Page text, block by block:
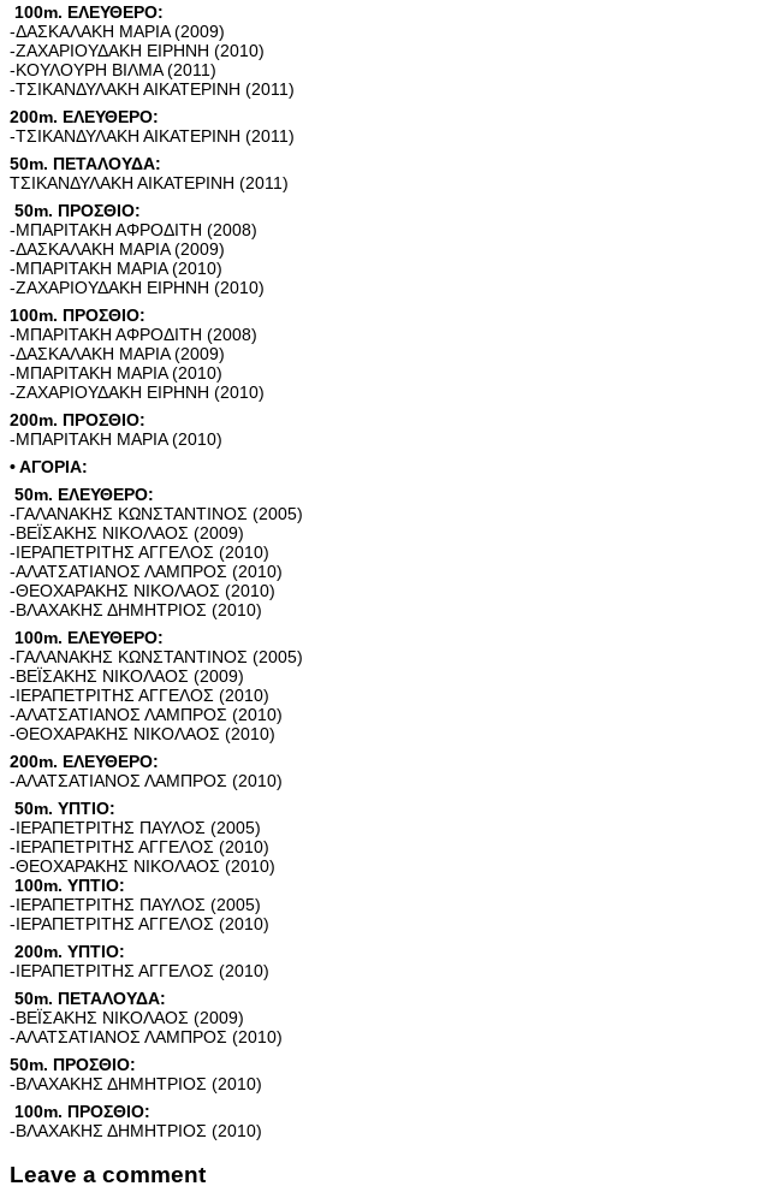
100m. ΕΛΕΥΘΕΡΟ:
-ΔΑΣΚΑΛΑΚΗ ΜΑΡΙΑ (2009)
-ΖΑΧΑΡΙΟΥΔΑΚΗ ΕΙΡΗΝΗ (2010)
-ΚΟΥΛΟΥΡΗ ΒΙΛΜΑ (2011)
-ΤΣΙΚΑΝΔΥΛΑΚΗ ΑΙΚΑΤΕΡΙΝΗ (2011)
200m. ΕΛΕΥΘΕΡΟ:
-ΤΣΙΚΑΝΔΥΛΑΚΗ ΑΙΚΑΤΕΡΙΝΗ (2011)
50m. ΠΕΤΑΛΟΥΔΑ:
ΤΣΙΚΑΝΔΥΛΑΚΗ ΑΙΚΑΤΕΡΙΝΗ (2011)
50m. ΠΡΟΣΘΙΟ:
-ΜΠΑΡΙΤΑΚΗ ΑΦΡΟΔΙΤΗ (2008)
-ΔΑΣΚΑΛΑΚΗ ΜΑΡΙΑ (2009)
-ΜΠΑΡΙΤΑΚΗ ΜΑΡΙΑ (2010)
-ΖΑΧΑΡΙΟΥΔΑΚΗ ΕΙΡΗΝΗ (2010)
100m. ΠΡΟΣΘΙΟ:
-ΜΠΑΡΙΤΑΚΗ ΑΦΡΟΔΙΤΗ (2008)
-ΔΑΣΚΑΛΑΚΗ ΜΑΡΙΑ (2009)
-ΜΠΑΡΙΤΑΚΗ ΜΑΡΙΑ (2010)
-ΖΑΧΑΡΙΟΥΔΑΚΗ ΕΙΡΗΝΗ (2010)
200m. ΠΡΟΣΘΙΟ:
-ΜΠΑΡΙΤΑΚΗ ΜΑΡΙΑ (2010)
• ΑΓΟΡΙΑ:
50m. ΕΛΕΥΘΕΡΟ:
-ΓΑΛΑΝΑΚΗΣ ΚΩΝΣΤΑΝΤΙΝΟΣ (2005)
-ΒΕΪΣΑΚΗΣ ΝΙΚΟΛΑΟΣ (2009)
-ΙΕΡΑΠΕΤΡΙΤΗΣ ΑΓΓΕΛΟΣ (2010)
-ΑΛΑΤΣΑΤΙΑΝΟΣ ΛΑΜΠΡΟΣ (2010)
-ΘΕΟΧΑΡΑΚΗΣ ΝΙΚΟΛΑΟΣ (2010)
-ΒΛΑΧΑΚΗΣ ΔΗΜΗΤΡΙΟΣ (2010)
100m. ΕΛΕΥΘΕΡΟ:
-ΓΑΛΑΝΑΚΗΣ ΚΩΝΣΤΑΝΤΙΝΟΣ (2005)
-ΒΕΪΣΑΚΗΣ ΝΙΚΟΛΑΟΣ (2009)
-ΙΕΡΑΠΕΤΡΙΤΗΣ ΑΓΓΕΛΟΣ (2010)
-ΑΛΑΤΣΑΤΙΑΝΟΣ ΛΑΜΠΡΟΣ (2010)
-ΘΕΟΧΑΡΑΚΗΣ ΝΙΚΟΛΑΟΣ (2010)
200m. ΕΛΕΥΘΕΡΟ:
-ΑΛΑΤΣΑΤΙΑΝΟΣ ΛΑΜΠΡΟΣ (2010)
50m. ΥΠΤΙΟ:
-ΙΕΡΑΠΕΤΡΙΤΗΣ ΠΑΥΛΟΣ (2005)
-ΙΕΡΑΠΕΤΡΙΤΗΣ ΑΓΓΕΛΟΣ (2010)
-ΘΕΟΧΑΡΑΚΗΣ ΝΙΚΟΛΑΟΣ (2010)
100m. ΥΠΤΙΟ:
-ΙΕΡΑΠΕΤΡΙΤΗΣ ΠΑΥΛΟΣ (2005)
-ΙΕΡΑΠΕΤΡΙΤΗΣ ΑΓΓΕΛΟΣ (2010)
200m. ΥΠΤΙΟ:
-ΙΕΡΑΠΕΤΡΙΤΗΣ ΑΓΓΕΛΟΣ (2010)
50m. ΠΕΤΑΛΟΥΔΑ:
-ΒΕΪΣΑΚΗΣ ΝΙΚΟΛΑΟΣ (2009)
-ΑΛΑΤΣΑΤΙΑΝΟΣ ΛΑΜΠΡΟΣ (2010)
50m. ΠΡΟΣΘΙΟ:
-ΒΛΑΧΑΚΗΣ ΔΗΜΗΤΡΙΟΣ (2010)
100m. ΠΡΟΣΘΙΟ:
-ΒΛΑΧΑΚΗΣ ΔΗΜΗΤΡΙΟΣ (2010)
Leave a comment